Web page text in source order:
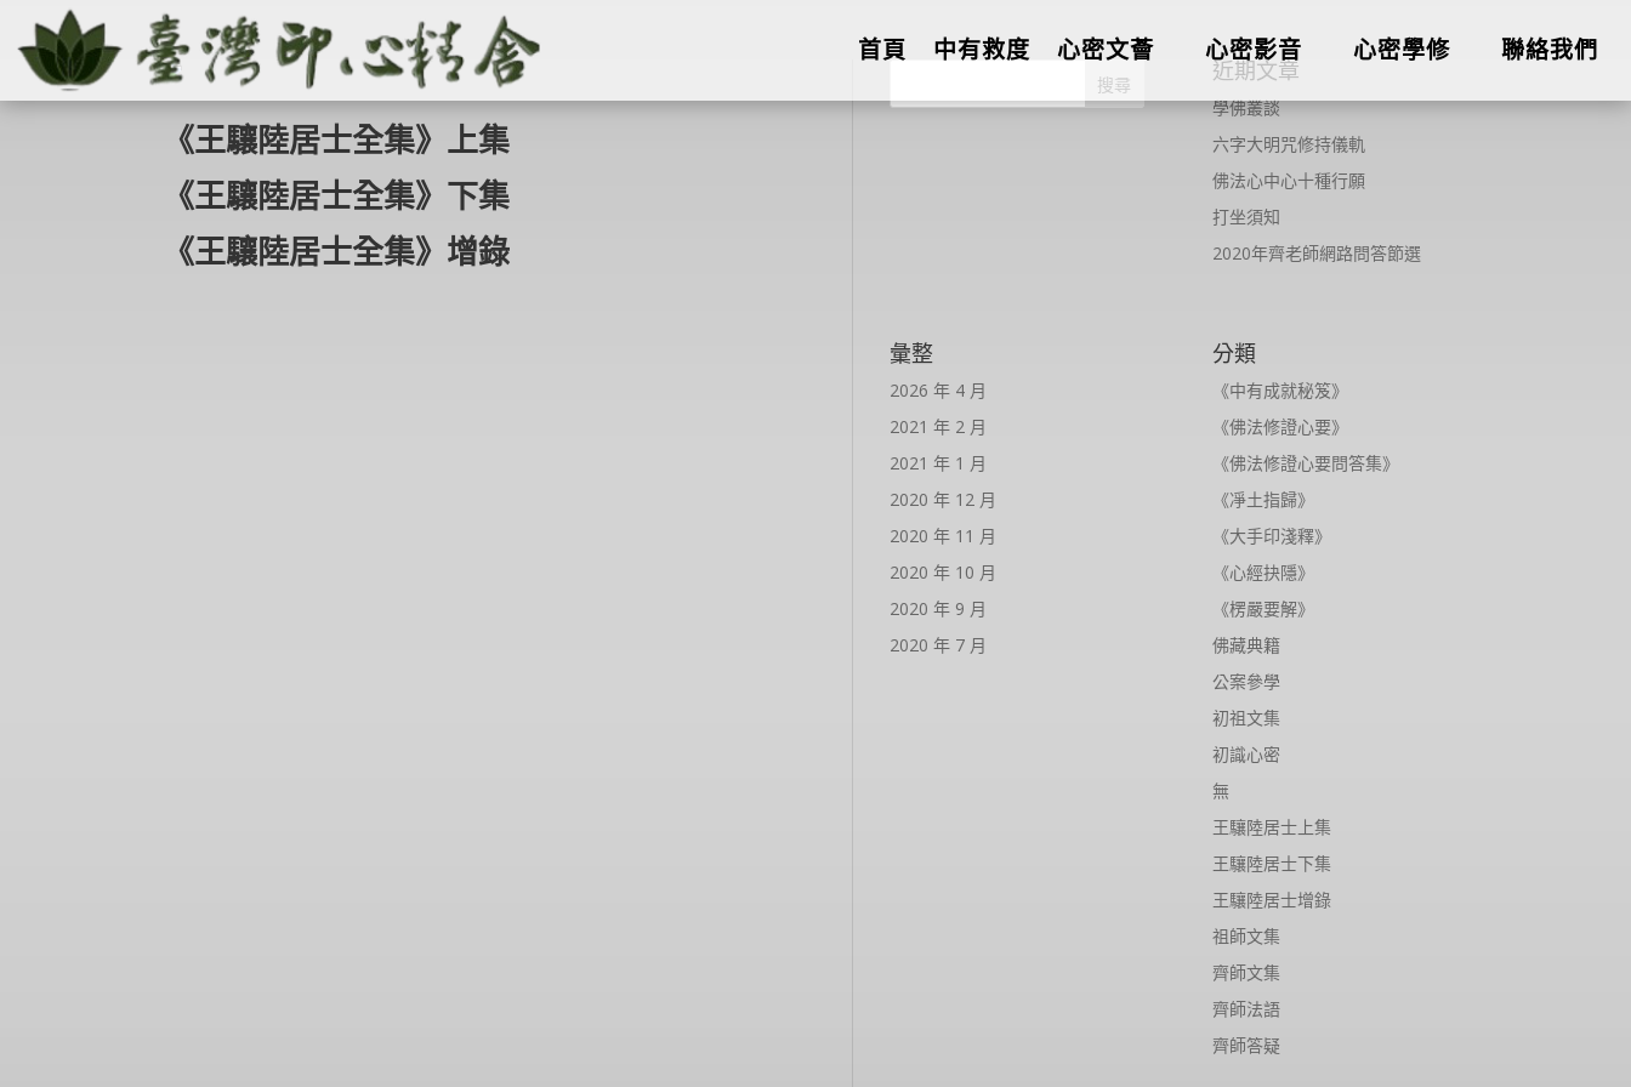
首頁 中有救度 心密文薈 心密影音 心密學修 聯絡我們
《王驤陸居士全集》上集
《王驤陸居士全集》下集
《王驤陸居士全集》增錄
近期文章
學佛叢談
六字大明咒修持儀軌
佛法心中心十種行願
打坐須知
2020年齊老師網路問答節選
彙整
2026 年 4 月
2021 年 2 月
2021 年 1 月
2020 年 12 月
2020 年 11 月
2020 年 10 月
2020 年 9 月
2020 年 7 月
分類
《中有成就秘笈》
《佛法修證心要》
《佛法修證心要問答集》
《凈土指歸》
《大手印淺釋》
《心經抉隱》
《楞嚴要解》
佛藏典籍
公案參學
初祖文集
初識心密
無
王驤陸居士上集
王驤陸居士下集
王驤陸居士增錄
祖師文集
齊師文集
齊師法語
齊師答疑